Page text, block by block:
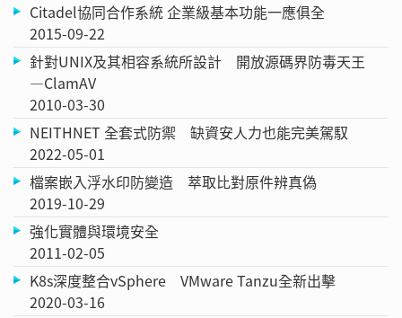
Citadel協同合作系統 企業級基本功能一應俱全
2015-09-22
針對UNIX及其相容系統所設計 開放源碼界防毒天王
—ClamAV
2010-03-30
NEITHNET 全套式防禦 缺資安人力也能完美駕馭
2022-05-01
檔案嵌入浮水印防變造 萃取比對原件辨真偽
2019-10-29
強化實體與環境安全
2011-02-05
K8s深度整合vSphere VMware Tanzu全新出擊
2020-03-16